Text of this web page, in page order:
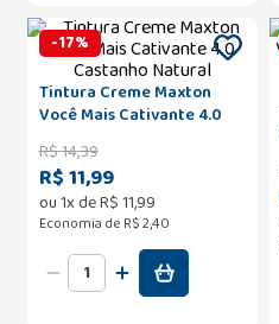
-17%
Tintura Creme Maxton
Você Mais Cativante 4.0
Castanho Natural
R$14,39
R$ 11,99
ou1x deR$11,99
Economia de R$ 2,40